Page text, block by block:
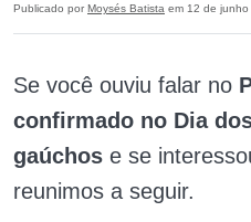
Publicado por Moysés Batista em 12 de
Se você ouviu falar no
confirmado no Dia
gaúchos e se
reunimos a seguir.